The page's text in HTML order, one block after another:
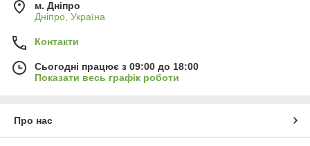
Види і типи двоспальних ліжок.
класична;
м. Дніпро
Дніпро, Україна
Контакти
Сьогодні працює з 09:00 до 18:00
Показати весь графік роботи
Про нас